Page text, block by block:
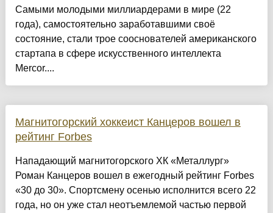
Самыми молодыми миллиардерами в мире (22
года), самостоятельно заработавшими своё
состояние, стали трое сооснователей американского
стартапа в сфере искусственного интеллекта
Mercor....
Магнитогорский хоккеист Канцеров вошел в
рейтинг Forbes
Нападающий магнитогорского ХК «Металлург»
Роман Канцеров вошел в ежегодный рейтинг Forbes
«30 до 30». Спортсмену осенью исполнится всего 22
года, но он уже стал неотъемлемой частью первой